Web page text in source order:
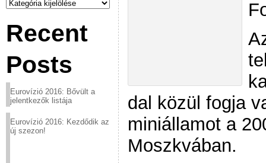
Recent
Posts
Eurovízió 2016: Bővült a
jelentkezők listája
Eurovízió 2016: Kezdődik az
új szezon!
dal közül fogja
miniállamot a
Moszkvában.